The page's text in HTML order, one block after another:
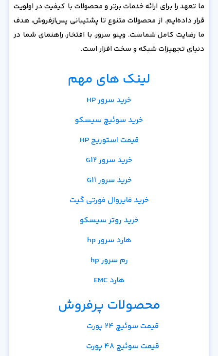
ما تعهد را برای ارائه خدمات برتر و محصولات با کیفیت در اولویت
قرار داده‌ایم. از محصولات متنوع تا پشتیبانی پس‌از‌فروش، هدف
ما رضایت کامل شماست. وینو سرور، با افتخار، راهنمای شما در
دنیای تجهیزات شبکه و سخت افزار است.
لینک های مهم
خرید سرور HP
خرید سوئیچ سیسکو
قیمت استوریج HP
خرید سرور G12
خرید سرور G11
خرید فایروال فورتی گیت
خرید روتر سیسکو
هارد سرور hp
رم سرور hp
هارد EMC
محصولات پرفروش
قیمت سوئیچ 24 پورت
قیمت سوئیچ 48 پورت